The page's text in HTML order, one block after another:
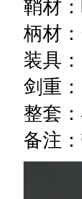
鞘材
柄材
装具
剑重
整套
备注